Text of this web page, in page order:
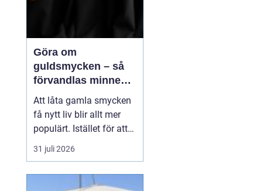
Göra om
guldsmycken – så
förvandlas minnen
till nya favoriter
Att låta gamla smycken
få nytt liv blir allt mer
populärt. Istället för att
låta arvegods ligga i en
låda kan de formas om
passar stilen i dag och
31 juli 2026